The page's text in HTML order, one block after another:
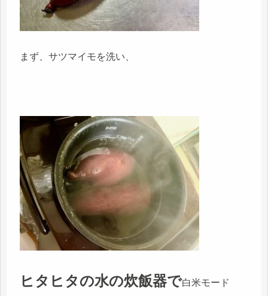
まず、サツマイモを洗い、
ヒタヒタの水の炊飯器で白米モード